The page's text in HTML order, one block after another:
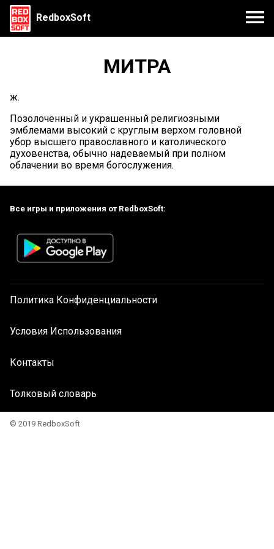
RedboxSoft
МИТРА
ж.
Позолоченный и украшенный религиозными
эмблемами высокий с круглым верхом головной
убор высшего православного и католического
духовенства, обычно надеваемый при полном
облачении во время богослужения.
Все игры и приложения от RedboxSoft:
Политика Конфиденциальности
Условия Использования
Контакты
Толковый словарь
© 2019 RedboxSoft